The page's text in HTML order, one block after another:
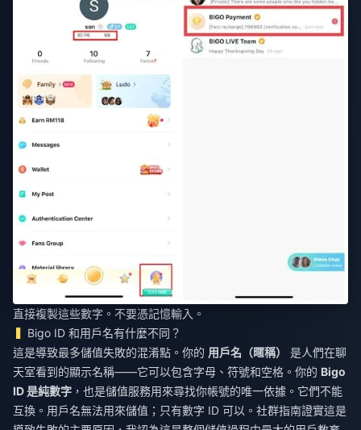
直接複製這些數字。不要憑記憶輸入。
Bigo ID 和用戶名有什麼不同？
這是導致最多儲值失敗的混淆點。你的 用戶名（暱稱）
是人們在聊
天室看到的顯示名稱——它可以包含字母、符號和空格。你的 Bigo
ID 是純數字 ，也是儲值服務用來尋找你帳號的唯一依據。它們不能
互換。用戶名無法用來儲值；只有數字 ID 可以。社群指南證實這是